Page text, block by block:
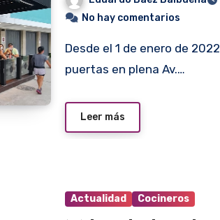
No hay comentarios
Desde el 1 de enero de 2022, Bacon Burgers abrió sus
puertas en plena Av.…
Leer más
Actualidad Cocineros